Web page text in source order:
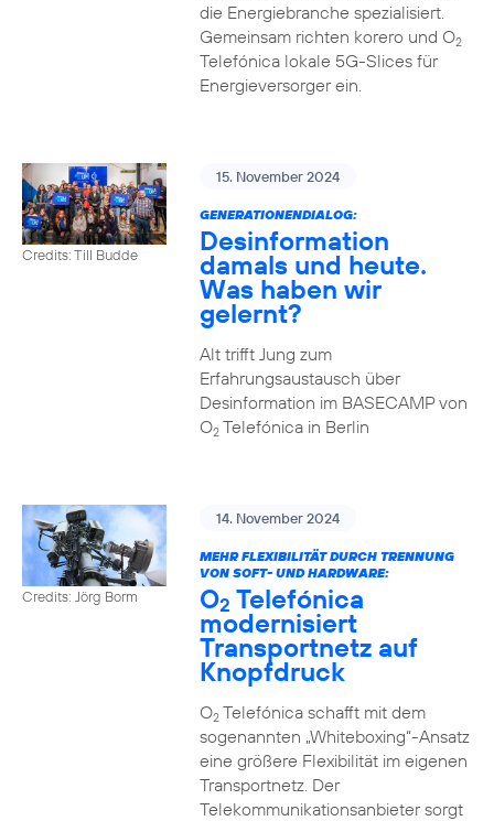
die Energiebranche spezialisiert.
Gemeinsam richten korero und O2
Telefónica lokale 5G-Slices für
Energieversorger ein.
Credits: Till Budde
15. November 2024
GENERATIONENDIALOG:
Desinformation
damals und heute.
Was haben wir
gelernt?
Alt trifft Jung zum
Erfahrungsaustausch über
Desinformation im BASECAMP von
O2Telefónica in Berlin
Credits: Jörg Borm
14. November 2024
MEHR FLEXIBILITÄT DURCH TRENNUNG
VON SOFT- UND HARDWARE:
O2 Telefónica
modernisiert
Transportnetz auf
Knopfdruck
O2Telefónica schafft mit dem
sogenannten „Whiteboxing“-Ansatz
eine größere Flexibilität im eigenen
Transportnetz. Der
Telekommunikationsanbieter sorgt